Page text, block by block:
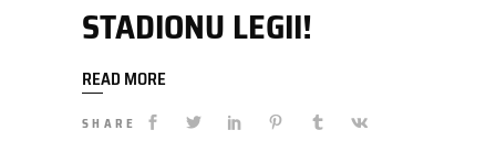
STADIONU LEGII!
READ MORE
SHARE